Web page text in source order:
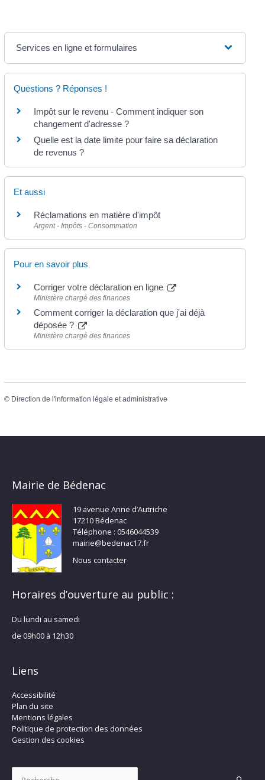
Services en ligne et formulaires
Questions ? Réponses !
Impôt sur le revenu - Comment indiquer son
changement d'adresse ?
Quelle est la date limite pour faire sa déclaration
de revenus ?
Et aussi
Réclamations en matière d'impôt
Argent - Impôts - Consommation
Pour en savoir plus
Corriger votre déclaration en ligne
Ministère chargé des finances
Comment corriger la déclaration que j'ai déjà
déposée ?
Ministère chargé des finances
© Direction de l'information légale et administrative
Mairie de Bédenac
19 avenue Anne d’Autriche
17210 Bédenac
Téléphone : 0546044539
mairie@bedenac17.fr
Nous contacter
Horaires d’ouverture au public :
Du lundi au samedi
de 09h00 à 12h30
Liens
Accessibilité
Plan du site
Mentions légales
Politique de protection des données
Gestion des cookies